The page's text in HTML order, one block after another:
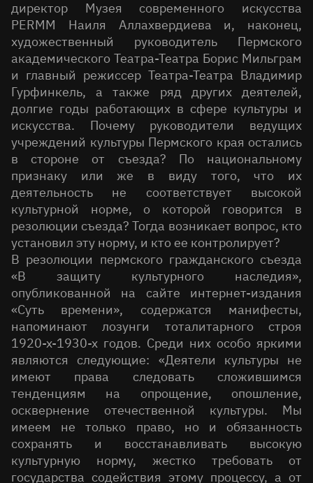
директор Музея современного искусства
PERMM Наиля Аллахвердиева и, наконец,
художественный руководитель Пермского
академического Театра-Театра Борис Мильграм
и главный режиссер Театра-Театра Владимир
Гурфинкель, а также ряд других деятелей,
долгие годы работающих в сфере культуры и
искусства. Почему руководители ведущих
учреждений культуры Пермского края остались
в стороне от съезда? По национальному
признаку или же в виду того, что их
деятельность не соответствует высокой
культурной норме, о которой говорится в
резолюции съезда? Тогда возникает вопрос, кто
установил эту норму, и кто ее контролирует?
В резолюции пермского гражданского съезда
«В защиту культурного наследия»,
опубликованной на сайте интернет-издания
«Суть времени», содержатся манифесты,
напоминают лозунги тоталитарного строя
1920-х-1930-х годов. Среди них особо яркими
являются следующие: «Деятели культуры не
имеют права следовать сложившимся
тенденциям на опрощение, опошление,
осквернение отечественной культуры. Мы
имеем не только право, но и обязанность
сохранять и восстанавливать высокую
культурную норму, жестко требовать от
государства содействия этому процессу, а от